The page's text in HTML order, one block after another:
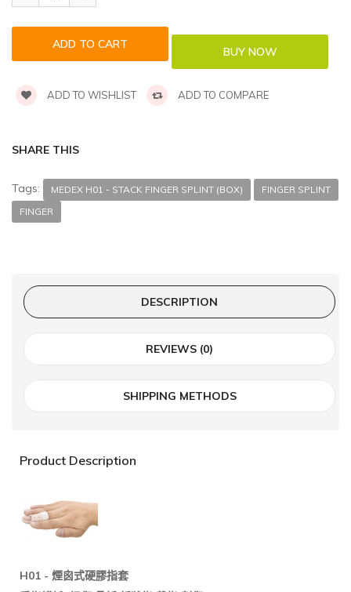
ADD TO WISHLIST ADD TO COMPARE
SHARE THIS
Tags: MEDEX H01 - STACK FINGER SPLINT (BOX)
FINGER SPLINT
FINGER
DESCRIPTION
REVIEWS (0)
SHIPPING METHODS
Product Description
H01 - 煙囪式硬膠指套